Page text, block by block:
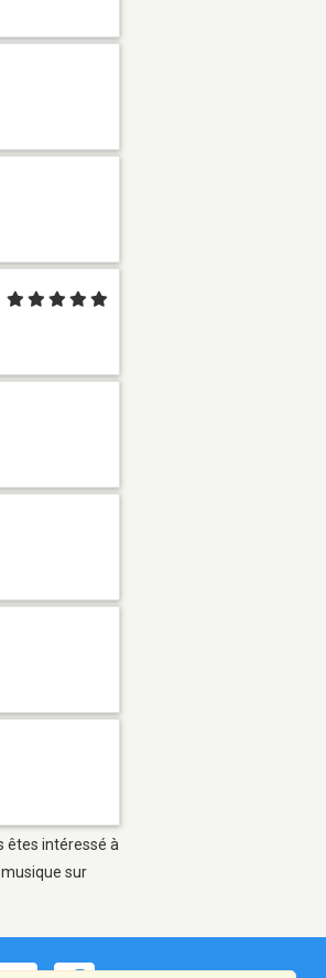
êtes intéressé à
sur